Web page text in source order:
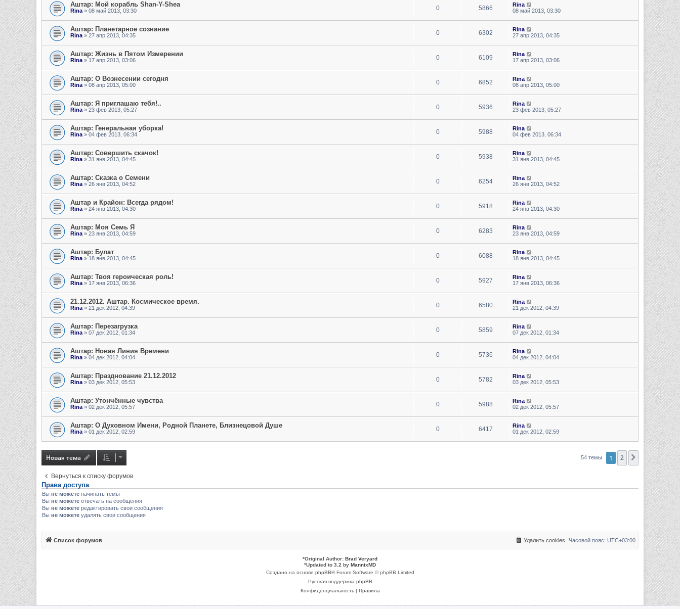
Аштар: Мой корабль Shan-Y-Shea
Rina» 08 май 2013, 03:30 0 5866
Rina
08 май 2013, 03:30
Аштар: Планетарное сознание
Rina» 27 апр 2013, 04:35 0 6302
Rina
27 апр 2013, 04:35
Аштар: Жизнь в Пятом Измерении
Rina» 17 апр 2013, 03:06 0 6109
Rina
17 апр 2013, 03:06
Аштар: О Вознесении сегодня
Rina» 08 апр 2013, 05:00 0 6852
Rina
08 апр 2013, 05:00
Аштар: Я приглашаю тебя!..
Rina» 23 фев 2013, 05:27 0 5936
Rina
23 фев 2013, 05:27
Аштар: Генеральная уборка!
Rina» 04 фев 2013, 06:34 0 5988
Rina
04 фев 2013, 06:34
Аштар: Совершить скачок!
Rina» 31 янв 2013, 04:45 0 5938
Rina
31 янв 2013, 04:45
Аштар: Сказка о Семени
Rina» 26 янв 2013, 04:52 0 6254
Rina
26 янв 2013, 04:52
Аштар и Крайон: Всегда рядом!
Rina» 24 янв 2013, 04:30 0 5918
Rina
24 янв 2013, 04:30
Аштар: Моя Семь Я
Rina» 23 янв 2013, 04:59 0 6283
Rina
23 янв 2013, 04:59
Аштар: Булат
Rina» 18 янв 2013, 04:45 0 6088
Rina
18 янв 2013, 04:45
Аштар: Твоя героическая роль!
Rina» 17 янв 2013, 06:36 0 5927
Rina
17 янв 2013, 06:36
21.12.2012. Аштар. Космическое время.
Rina» 21 дек 2012, 04:39 0 6580
Rina
21 дек 2012, 04:39
Аштар: Перезагрузка
Rina» 07 дек 2012, 01:34 0 5859
Rina
07 дек 2012, 01:34
Аштар: Новая Линия Времени
Rina» 04 дек 2012, 04:04 0 5736
Rina
04 дек 2012, 04:04
Аштар: Празднование 21.12.2012
Rina» 03 дек 2012, 05:53 0 5782
Rina
03 дек 2012, 05:53
Аштар: Утончённые чувства
Rina» 02 дек 2012, 05:57 0 5988
Rina
02 дек 2012, 05:57
Аштар: О Духовном Имени, Родной Планете, Близнецовой Душе
Rina» 01 дек 2012, 02:59 0 6417
Rina
01 дек 2012, 02:59
Новая тема 54 темы 1 2 След.
Вернуться к списку форумов
Права доступа
Вы не можете начинать темы
Вы не можете отвечать на сообщения
Вы не можете редактировать свои сообщения
Вы не можете удалять свои сообщения
Список форумов Часовой пояс: UTC+03:00
Удалить cookies
*Original Author: Brad Veryard
*Updated to 3.2 by MannixMD
Создано на основе phpBB® Forum Software © phpBB Limited
Русская поддержка phpBB
Конфиденциальность| Правила